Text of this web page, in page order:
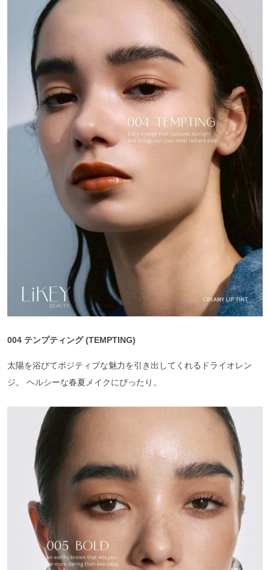
004 テンプティング (TEMPTING)
太陽を浴びてポジティブな魅力を引き出してくれるドライオレン
ジ。 ヘルシーな春夏メイクにぴったり。